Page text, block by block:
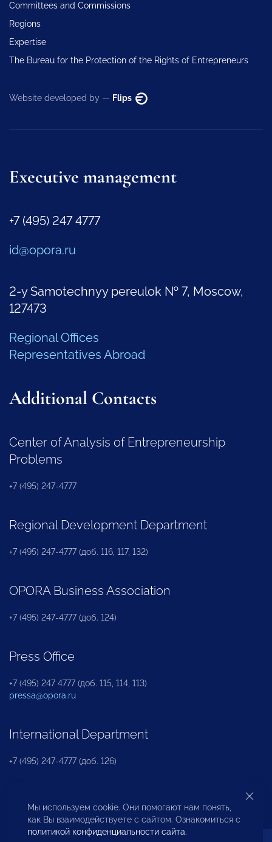
Committees and Commissions
Regions
Expertise
The Bureau for the Protection of the Rights of Entrepreneurs
Website developed by — Flips
Executive management
+7 (495) 247 4777
id@opora.ru
2-y Samotechnyy pereulok № 7, Moscow,
127473
Regional Offices
Representatives Abroad
Additional Contacts
Center of Analysis of Entrepreneurship
Problems
+7 (495) 247-4777
Regional Development Department
+7 (495) 247-4777 (доб. 116, 117, 132)
OPORA Business Association
+7 (495) 247-4777 (доб. 124)
Press Office
+7 (495) 247 4777 (доб. 115, 114, 113)
pressa@opora.ru
International Department
+7 (495) 247-4777 (доб. 126)
Business and Investment Rights Protection
Department
Мы используем cookie. Они помогают нам понять,
как Вы взаимодействуете с сайтом. Ознакомиться с
политикой конфиденциальности сайта.